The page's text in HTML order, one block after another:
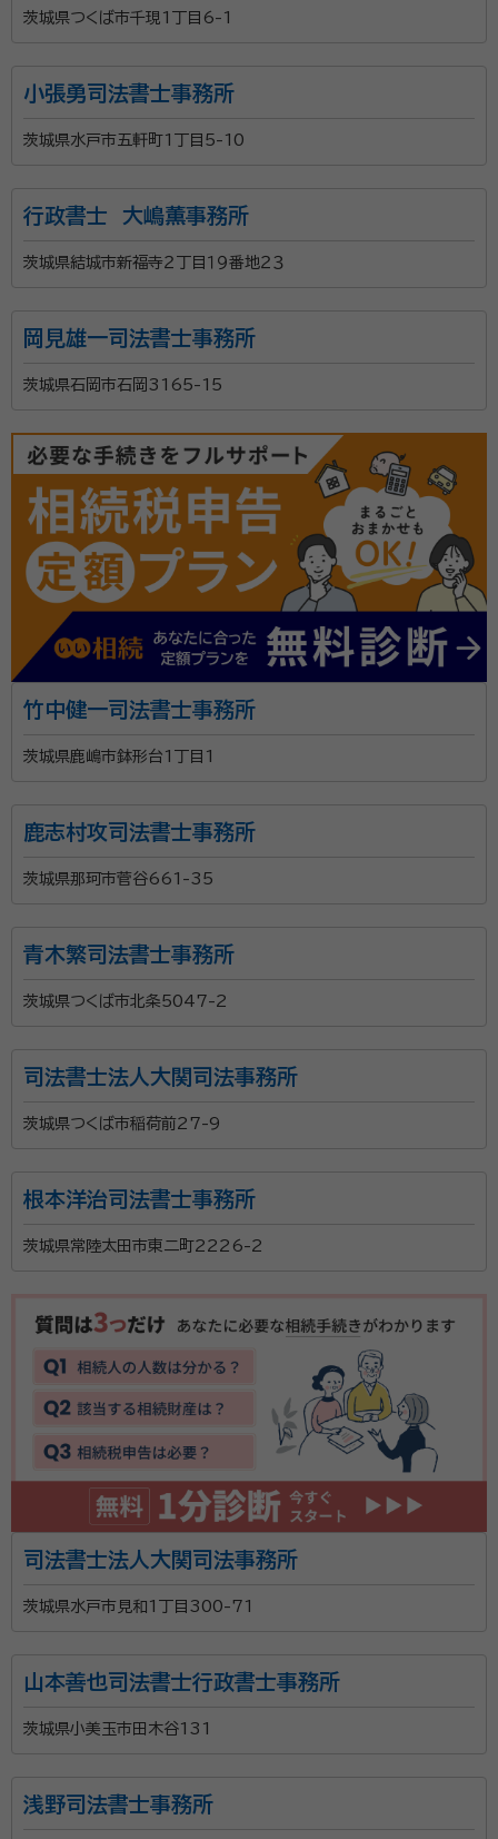
茨城県つくば市千現1丁目6-1
小張勇司法書士事務所
茨城県水戸市五軒町1丁目5-10
行政書士 大嶋薫事務所
茨城県結城市新福寺２丁目１９番地２３
岡見雄一司法書士事務所
茨城県石岡市石岡3165-15
竹中健一司法書士事務所
茨城県鹿嶋市鉢形台1丁目1
鹿志村攻司法書士事務所
茨城県那珂市菅谷661-35
青木繁司法書士事務所
茨城県つくば市北条5047-2
司法書士法人大関司法事務所
茨城県つくば市稲荷前27-9
根本洋治司法書士事務所
茨城県常陸太田市東二町2226-2
司法書士法人大関司法事務所
茨城県水戸市見和1丁目300-71
山本善也司法書士行政書士事務所
茨城県小美玉市田木谷131
浅野司法書士事務所